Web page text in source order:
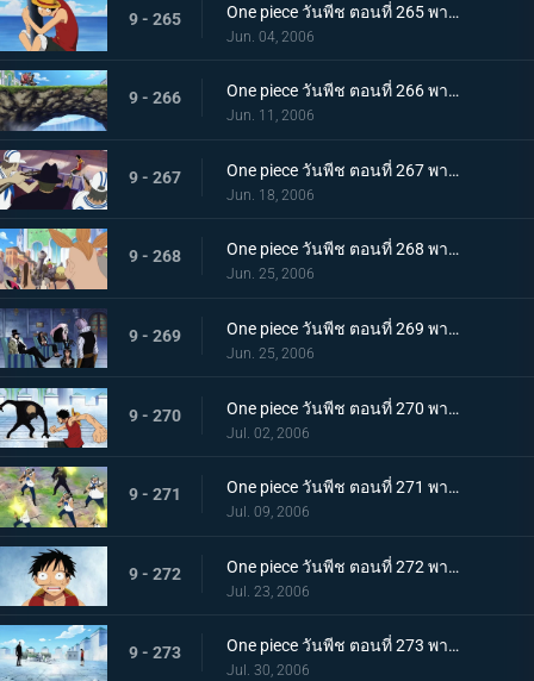
9 - 265 One piece วันพีช ตอนที่ 265 พากย์ไทย ลูฟี่บุกตะลุย! ศึกใหญ่บนเกาะตุลาการ
Jun. 04, 2006
9 - 266 One piece วันพีช ตอนที่ 266 พากย์ไทย ปะทะเผ่าคนยักษ์! มุ่งหน้าเปิดประตูบานที่สอง!
Jun. 11, 2006
9 - 267 One piece วันพีช ตอนที่ 267 พากย์ไทย เบิกเส้นทางใหม่! ร็อคเก็ตแมนเหินฟ้า!
Jun. 18, 2006
9 - 268 One piece วันพีช ตอนที่ 268 พากย์ไทย ไล่ตามลูฟี่! รวมพลังกลุ่มหมวกฟาง!
Jun. 25, 2006
9 - 269 One piece วันพีช ตอนที่ 269 พากย์ไทย โรบิ้นถูกหักหลัง! ความคิดของรัฐบาลโลก
Jun. 25, 2006
9 - 270 One piece วันพีช ตอนที่ 270 พากย์ไทย ศึกชิงโรบิ้น ลูฟี่ ปะทะ บรูโน่
Jul. 02, 2006
9 - 271 One piece วันพีช ตอนที่ 271 พากย์ไทย อย่าหยุดกับที่ จุดไฟตีโต้กลับไป!
Jul. 09, 2006
9 - 272 One piece วันพีช ตอนที่ 272 พากย์ไทย เบื้องหน้าลูฟี่! รวมพลกันที่ลานหน้าศาล!
Jul. 23, 2006
9 - 273 One piece วันพีช ตอนที่ 273 พากย์ไทย ปกป้องพวกพ้องทุกคนให้ได้! เดินหน้าเกียร์สอง!
Jul. 30, 2006